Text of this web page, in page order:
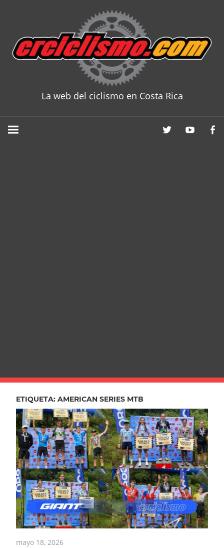
content
La web del ciclismo en Costa Rica
ETIQUETA: AMERICAN SERIES MTB
mayo 18, 2026